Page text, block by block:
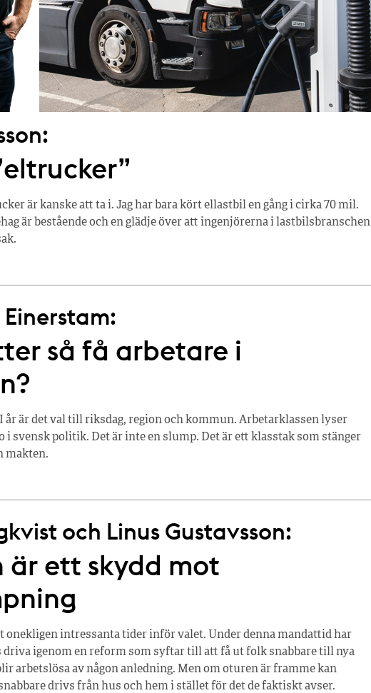
är kanske att ta i. Jag har bara kört ellastbil en gång i cirka 70 mil.
är bestående och en glädje över att ingenjörerna i lastbilsbranschen
så få ­arbetare i
I år är det val till riksdag, region och kommun. Arbetarklassen lyser
i svensk politik. Det är inte en slump. Det är ett klasstak som stänger
makt­en.
och Linus Gustavsson:
är ett skydd mot
onekligen intressanta tider inför valet. Under denna mandattid har
igenom en reform som syftar till att få ut folk snabbare till nya
arbetslösa av någon anledning. Men om oturen är framme kan
drivs från hus och hem i stället för det de faktiskt avser.